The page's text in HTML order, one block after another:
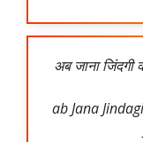
अब जाना जिंदगी
ab Jana